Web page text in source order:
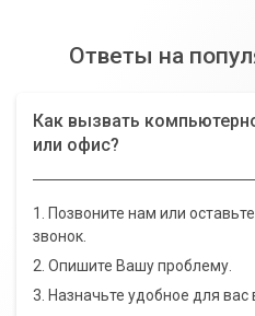
Ответы на
Как вызвать
или офис?
1. Позвоните нам или
звонок.
2. Опишите Вашу проблему.
3. Назначьте удобное для